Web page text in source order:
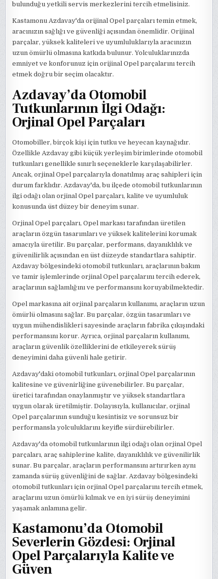
bulunduğu yetkili servis merkezlerini tercih etmelisiniz.
Kastamonu Azdavay'da orijinal Opel parçaları temin etmek,
aracınızın sağlığı ve güvenliği açısından önemlidir. Orijinal
parçalar, yüksek kaliteleri ve uyumluluklarıyla aracınızın
uzun ömürlü olmasına katkıda bulunur. Yolculuklarınızda
emniyet ve konforunuz için orijinal Opel parçalarını tercih
etmek doğru bir seçim olacaktır.
Azdavay’da Otomobil
Tutkunlarının İlgi Odağı:
Orjinal Opel Parçaları
Otomobiller, birçok kişi için tutku ve heyecan kaynağıdır.
Özellikle Azdavay gibi küçük yerleşim birimlerinde otomobil
tutkunları genellikle sınırlı seçeneklerle karşılaşabilirler.
Ancak, orjinal Opel parçalarıyla donatılmış araç sahipleri için
durum farklıdır. Azdavay'da, bu ilçede otomobil tutkunlarının
ilgi odağı olan orjinal Opel parçaları, kalite ve uyumluluk
konusunda üst düzey bir deneyim sunar.
Orjinal Opel parçaları, Opel markası tarafından üretilen
araçların özgün tasarımları ve yüksek kalitelerini korumak
amacıyla üretilir. Bu parçalar, performans, dayanıklılık ve
güvenilirlik açısından en üst düzeyde standartlara sahiptir.
Azdavay bölgesindeki otomobil tutkunları, araçlarının bakım
ve tamir işlemlerinde orjinal Opel parçalarını tercih ederek,
araçlarının sağlamlığını ve performansını koruyabilmektedir.
Opel markasına ait orjinal parçaların kullanımı, araçların uzun
ömürlü olmasını sağlar. Bu parçalar, özgün tasarımları ve
uygun mühendislikleri sayesinde araçların fabrika çıkışındaki
performansını korur. Ayrıca, orjinal parçaların kullanımı,
araçların güvenlik özelliklerini de etkileyerek sürüş
deneyimini daha güvenli hale getirir.
Azdavay'daki otomobil tutkunları, orjinal Opel parçalarının
kalitesine ve güvenirliğine güvenebilirler. Bu parçalar,
üretici tarafından onaylanmıştır ve yüksek standartlara
uygun olarak üretilmiştir. Dolayısıyla, kullanıcılar, orjinal
Opel parçalarının sunduğu kesintisiz ve sorunsuz bir
performansla yolculuklarını keyifle sürdürebilirler.
Azdavay'da otomobil tutkunlarının ilgi odağı olan orjinal Opel
parçaları, araç sahiplerine kalite, dayanıklılık ve güvenilirlik
sunar. Bu parçalar, araçların performansını artırırken aynı
zamanda sürüş güvenliğini de sağlar. Azdavay bölgesindeki
otomobil tutkunları için orjinal Opel parçalarını tercih etmek,
araçlarını uzun ömürlü kılmak ve en iyi sürüş deneyimini
yaşamak anlamına gelir.
Kastamonu’da Otomobil
Severlerin Gözdesi: Orjinal
Opel Parçalarıyla Kalite ve
Güven